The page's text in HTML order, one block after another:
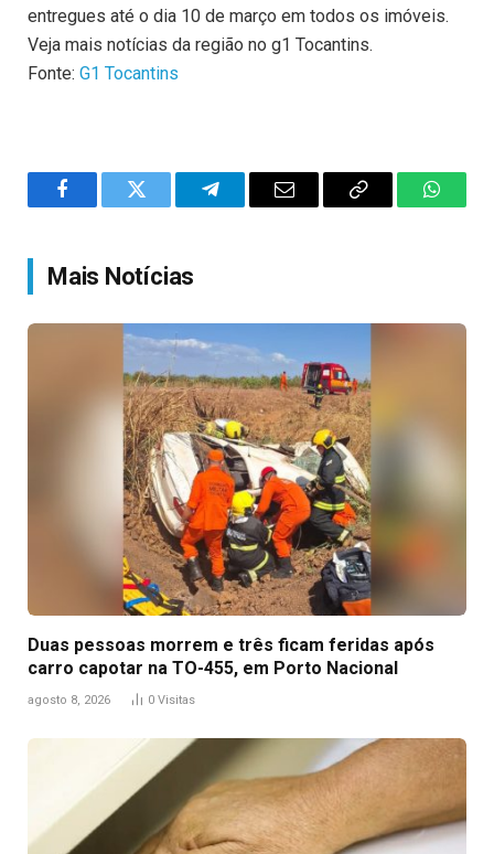
entregues até o dia 10 de março em todos os imóveis.
Veja mais notícias da região no g1 Tocantins.
Fonte: G1 Tocantins
FacebookTwitter TelegramEmail
Copy
Mais Notícias
Duas pessoas morrem e três ficam feridas após
carro capotar na TO-455, em Porto Nacional
agosto 8, 2026 0 Visitas